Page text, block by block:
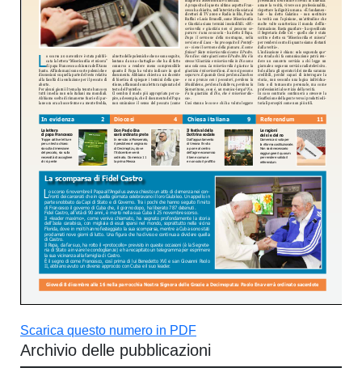
Scarica questo numero in PDF
Archivio delle pubblicazioni